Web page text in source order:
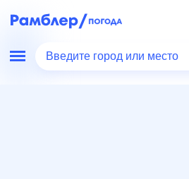
Введите город или место